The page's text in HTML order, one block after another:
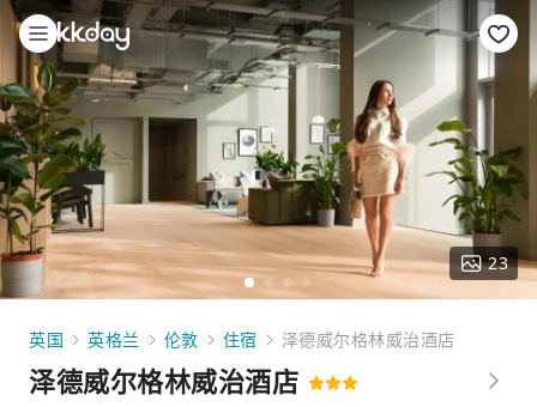
23
英国 英格兰 伦敦 住宿 泽德威尔格林威治酒店
泽德威尔格林威治酒店